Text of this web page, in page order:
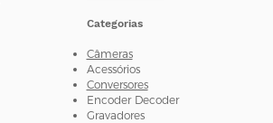
Categorias
Câmeras
Acessórios
Conversores
Encoder Decoder
Gravadores